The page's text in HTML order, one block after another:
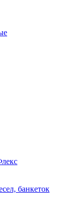
банкеток